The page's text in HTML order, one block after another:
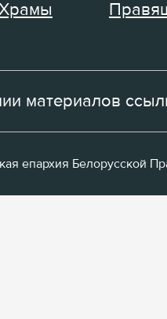
материалов
епархия Белорусской